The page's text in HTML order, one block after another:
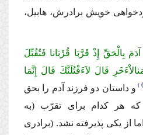
خویش برادرش، هابیل،
بِالْحَقِّ إِذْ قَرَّبَا قُرْبَانا فَتُقُبِّلَ
قَالَ لاَءَقْتُلَنَّكَ قَالَ إِنَّمَا
و داستان دو فرزند آدم را بحق
كه هر كدام براى تقرّب (به
از یكى پذیرفته نشد. (برادرى